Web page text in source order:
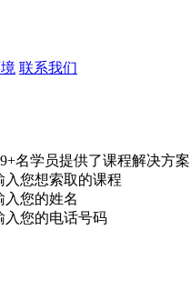
联系我们
名学员提供了课程解决方案
入您想索取的课程
入您的姓名
入您的电话号码